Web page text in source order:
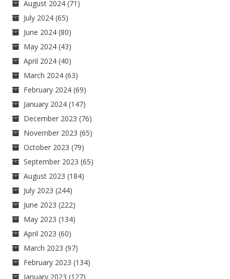
August 2024 (71)
July 2024 (65)
June 2024 (80)
May 2024 (43)
April 2024 (40)
March 2024 (63)
February 2024 (69)
January 2024 (147)
December 2023 (76)
November 2023 (65)
October 2023 (79)
September 2023 (65)
August 2023 (184)
July 2023 (244)
June 2023 (222)
May 2023 (134)
April 2023 (60)
March 2023 (97)
February 2023 (134)
January 2023 (127)